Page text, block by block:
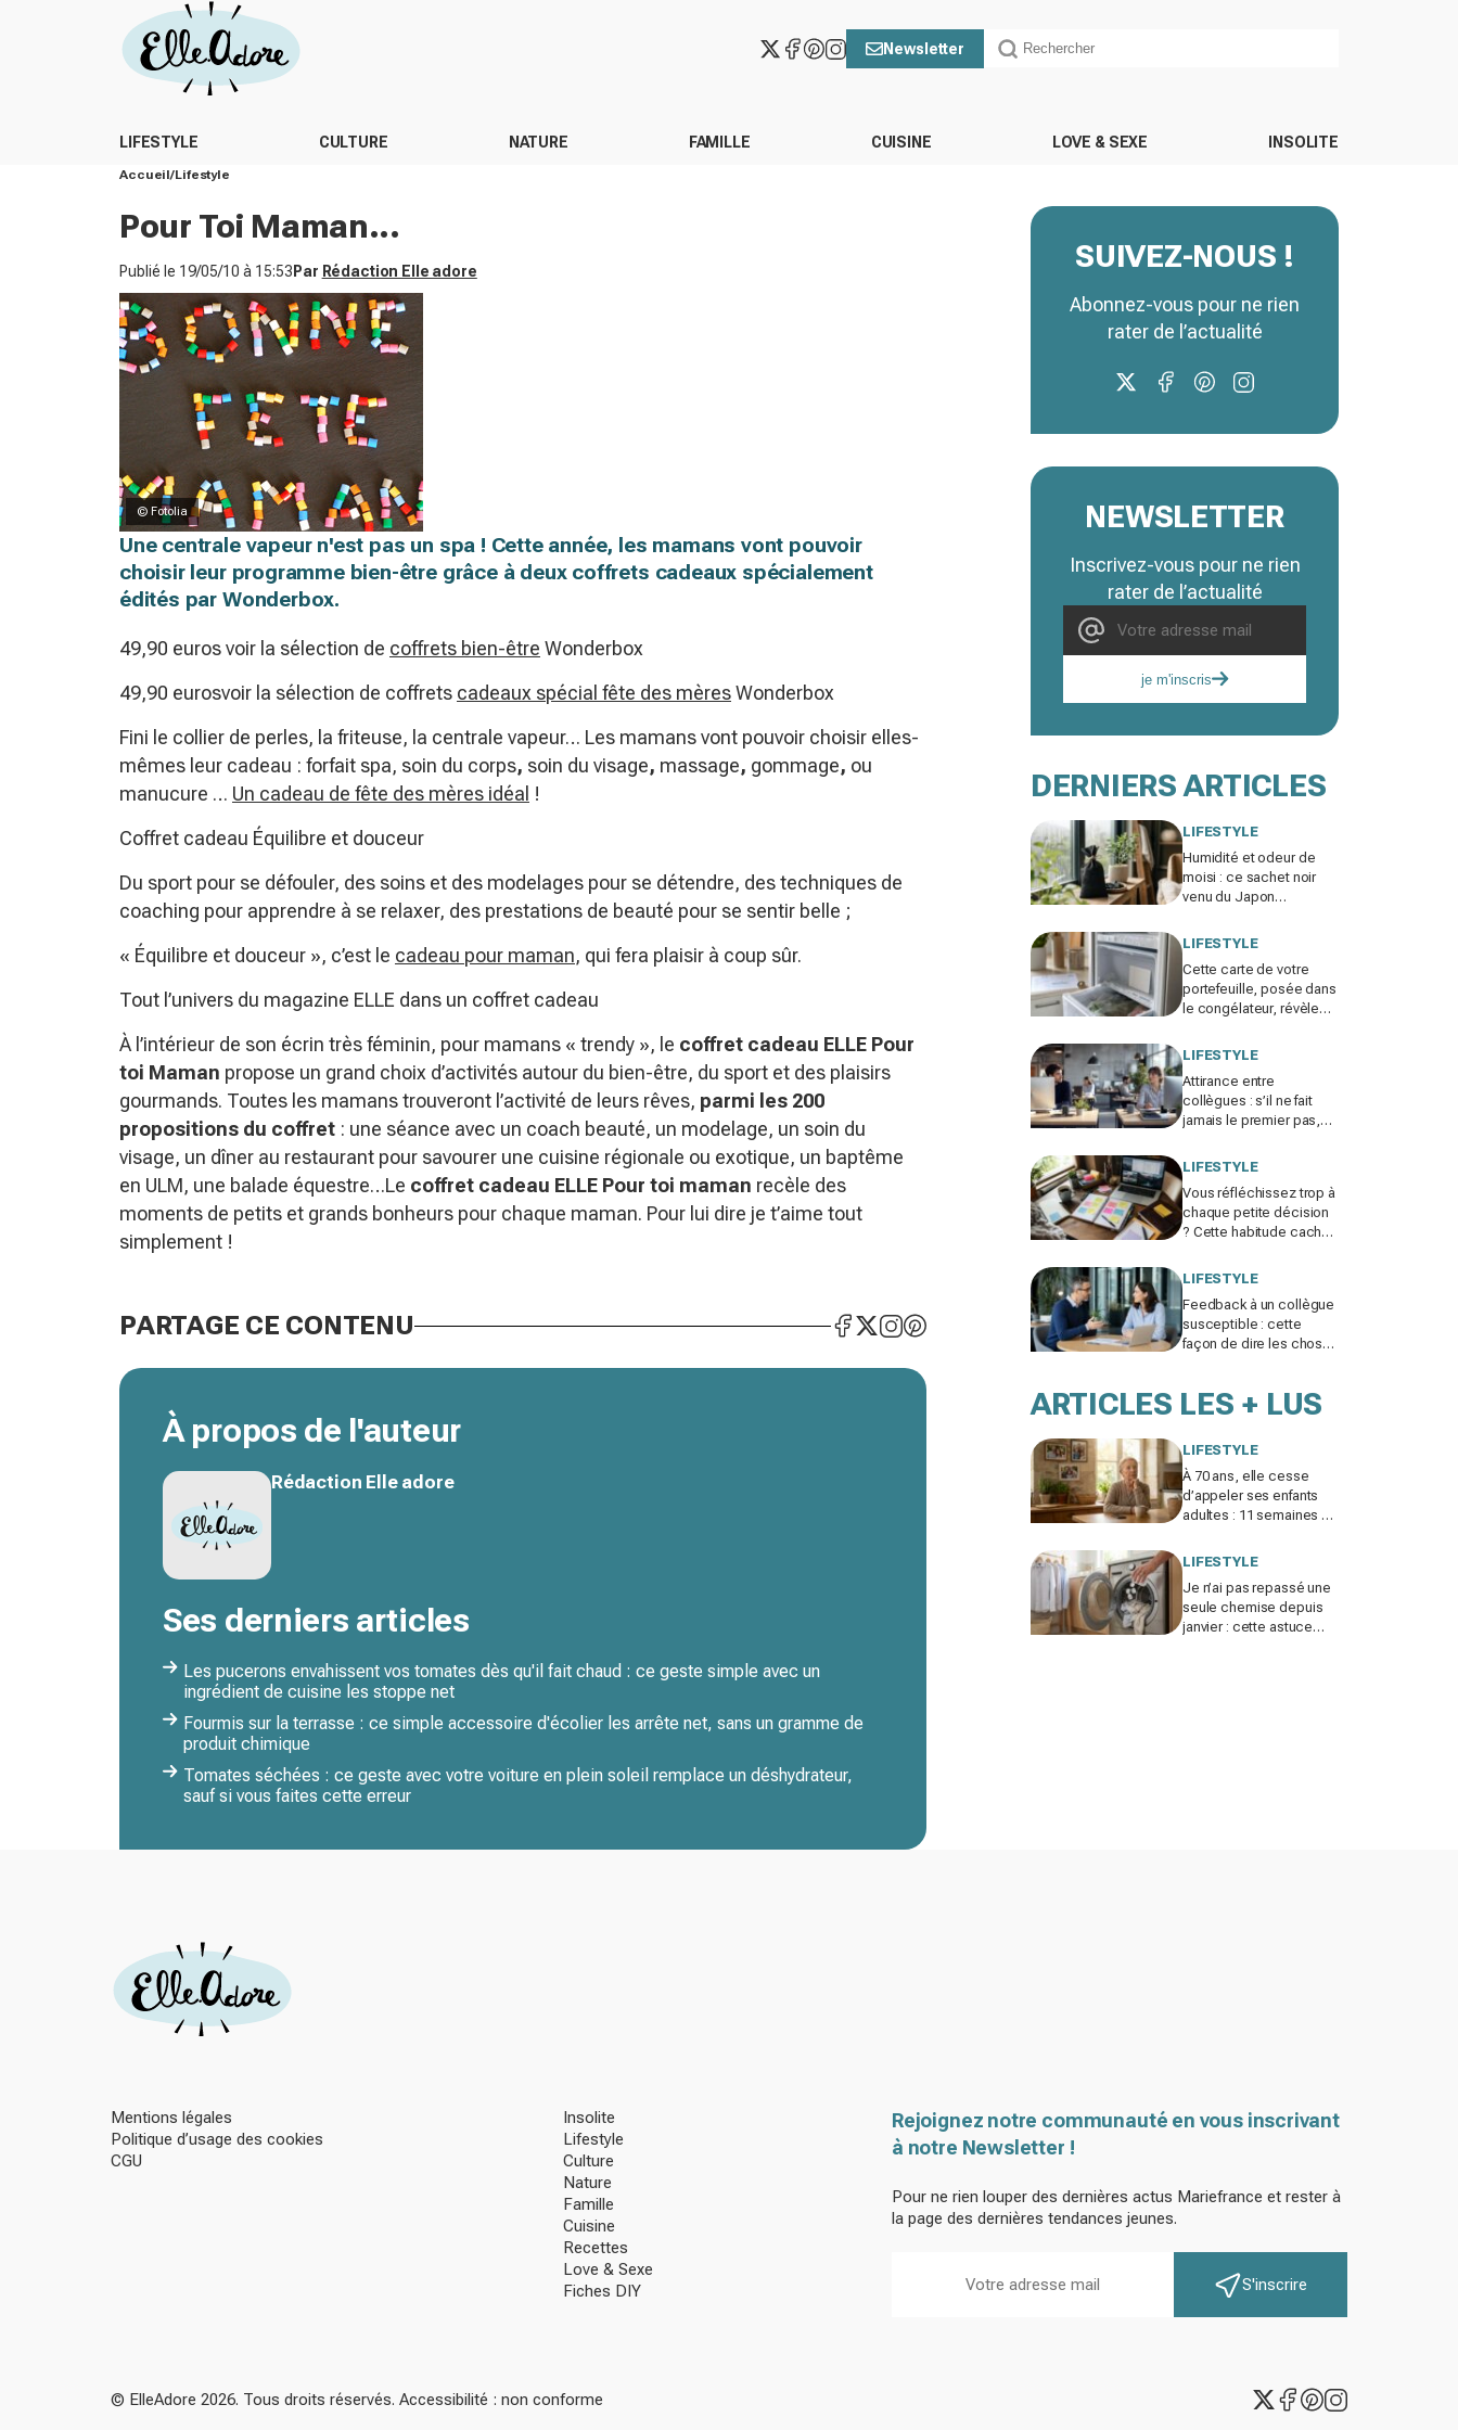
Newsletter
LIFESTYLE CULTURE NATURE FAMILLE CUISINE LOVE & SEXE INSOLITE
Accueil Lifestyle
Pour Toi Maman...
Publié le 19/05/10 à 15:53 Par Rédaction Elle adore
© Fotolia
Une centrale vapeur n'est pas un spa ! Cette année, les mamans vont pouvoir
choisir leur programme bien-être grâce à deux coffrets cadeaux spécialement
édités par Wonderbox.
49,90 euros voir la sélection de coffrets bien-être Wonderbox
49,90 eurosvoir la sélection de coffrets cadeaux spécial fête des mèresWonderbox
Fini le collier de perles, la friteuse, la centrale vapeur… Les mamans vont pouvoir choisir elles-
mêmes leur cadeau : forfait spa, soin du corps, soin du visage, massage, gommage, ou
manucure … Un cadeau de fête des mères idéal !
Coffret cadeau Équilibre et douceur
Du sport pour se défouler, des soins et des modelages pour se détendre, des techniques de
coaching pour apprendre à se relaxer, des prestations de beauté pour se sentir belle ;
« Équilibre et douceur », c’est le cadeau pour maman, qui fera plaisir à coup sûr.
Tout l’univers du magazine ELLE dans un coffret cadeau
À l’intérieur de son écrin très féminin, pour mamans « trendy », le coffret cadeau ELLE Pour
toi Maman propose un grand choix d’activités autour du bien-être, du sport et des plaisirs
gourmands. Toutes les mamans trouveront l’activité de leurs rêves, parmi les 200
propositions du coffret : une séance avec un coach beauté, un modelage, un soin du
visage, un dîner au restaurant pour savourer une cuisine régionale ou exotique, un baptême
en ULM, une balade équestre…Le coffret cadeau ELLE Pour toi maman recèle des
moments de petits et grands bonheurs pour chaque maman. Pour lui dire je t’aime tout
simplement !
PARTAGE CE CONTENU
À propos de l'auteur
Rédaction Elle adore
Ses derniers articles
Les pucerons envahissent vos tomates dès qu'il fait chaud : ce geste simple avec un
ingrédient de cuisine les stoppe net
Fourmis sur la terrasse : ce simple accessoire d'écolier les arrête net, sans un gramme de
produit chimique
Tomates séchées : ce geste avec votre voiture en plein soleil remplace un déshydrateur,
sauf si vous faites cette erreur
SUIVEZ-NOUS !
Abonnez-vous pour ne rien
rater de l’actualité
NEWSLETTER
Inscrivez-vous pour ne rien
rater de l’actualité
je m'inscris
DERNIERS ARTICLES
LIFESTYLE
Humidité et odeur de
moisi : ce sachet noir
venu du Japon
déshumidificateur sans
LIFESTYLE
Cette carte de votre
portefeuille, posée dans
le congélateur, révèle
d’électricité grimpe
LIFESTYLE
Attirance entre
collègues : s’il ne fait
jamais le premier pas,
mais pour une raison
LIFESTYLE
Vous réfléchissez trop à
chaque petite décision
? Cette habitude cachée
votre vie
LIFESTYLE
Feedback à un collègue
susceptible : cette
façon de dire les choses
ARTICLES LES + LUS
LIFESTYLE
À 70 ans, elle cesse
d’appeler ses enfants
adultes : 11 semaines de
brutale sur les familles
LIFESTYLE
Je n’ai pas repassé une
seule chemise depuis
janvier : cette astuce
Mentions légales
Politique d’usage des cookies
CGU
Insolite
Lifestyle
Culture
Nature
Famille
Cuisine
Recettes
Love & Sexe
Fiches DIY
Rejoignez notre communauté en vous inscrivant
à notre Newsletter !
Pour ne rien louper des dernières actus Mariefrance et rester à
la page des dernières tendances jeunes.
S'inscrire
© ElleAdore 2026. Tous droits réservés. Accessibilité : non conforme